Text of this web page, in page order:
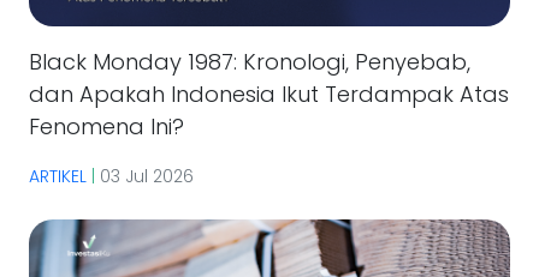
Black Monday 1987: Kronologi, Penyebab,
dan Apakah Indonesia Ikut Terdampak Atas
Fenomena Ini?
ARTIKEL | 03 Jul 2026